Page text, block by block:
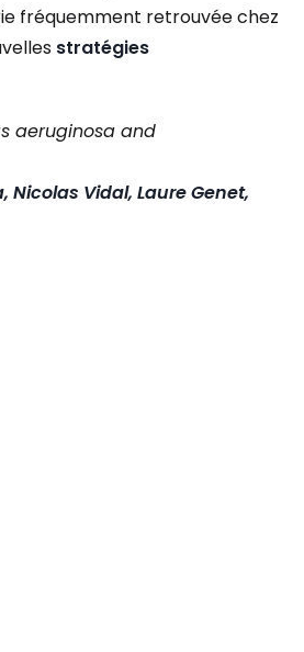
fréquemment retrouvée chez
stratégies
aeruginosa and
Vidal, Laure Genet,